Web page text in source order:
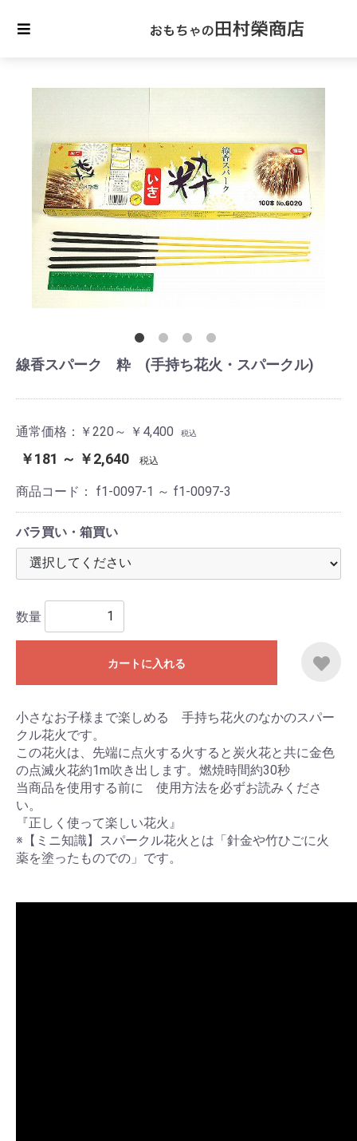
線香スパーク 粋 (手持ち花火・スパークル)
通常価格： ￥220～ ￥4,400 税込
￥181 ～ ￥2,640 税込
商品コード： f1-0097-1 ～ f1-0097-3
バラ買い・箱買い
数量
カートに入れる
小さなお子様まで楽しめる 手持ち花火のなかのスパー
クル花火です。
この花火は、先端に点火する火すると炭火花と共に金色
の点滅火花約1m吹き出します。燃焼時間約30秒
当商品を使用する前に 使用方法を必ずお読みくださ
い。
『正しく使って楽しい花火』
※【ミニ知識】スパークル花火とは「針金や竹ひごに火
薬を塗ったものでの」です。